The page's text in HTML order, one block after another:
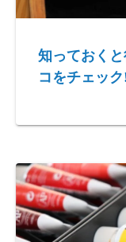
知っておく
コをチェッ